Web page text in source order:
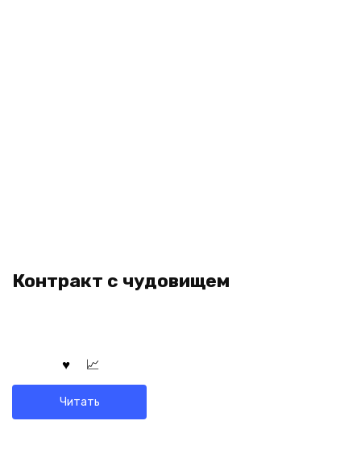
Контракт с чудовищем
Читать